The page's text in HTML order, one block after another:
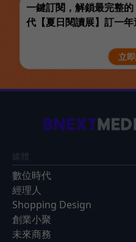
一鍵訂閱，解鎖最完整
代【夏日閱讀展】訂一
立
媒體
數位時代
經理人
Shopping Design
創業小聚
未來商務